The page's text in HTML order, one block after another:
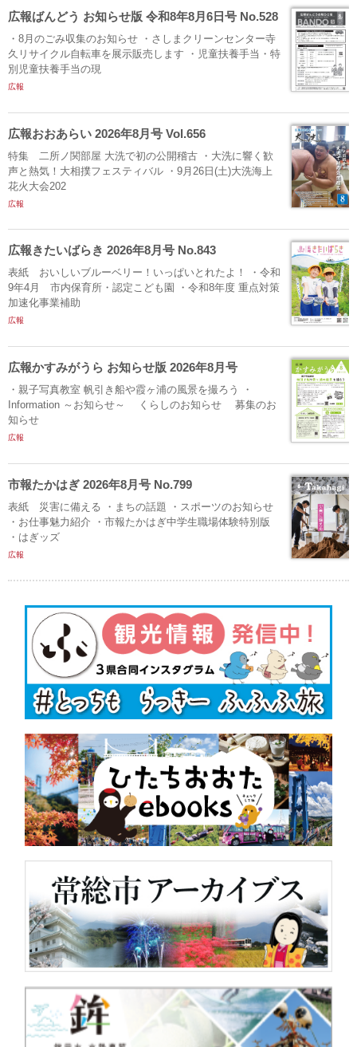
広報ばんどう お知らせ版 令和8年8月6日号 No.528
・8月のごみ収集のお知らせ ・さしまクリーンセンター寺
久リサイクル自転車を展示販売します ・児童扶養手当・特
別児童扶養手当の現
広報
広報おおあらい 2026年8月号 Vol.656
特集 二所ノ関部屋 大洗で初の公開稽古 ・大洗に響く歓
声と熱気！大相撲フェスティバル ・9月26日(土)大洗海上
花火大会202
広報
広報きたいばらき 2026年8月号 No.843
表紙 おいしいブルーベリー！いっぱいとれたよ！ ・令和
9年4月 市内保育所・認定こども園 ・令和8年度 重点対策
加速化事業補助
広報
広報かすみがうら お知らせ版 2026年8月号
・親子写真教室 帆引き船や霞ヶ浦の風景を撮ろう ・
Information ～お知らせ～ くらしのお知らせ 募集のお
知らせ
広報
市報たかはぎ 2026年8月号 No.799
表紙 災害に備える ・まちの話題 ・スポーツのお知らせ
・お仕事魅力紹介 ・市報たかはぎ中学生職場体験特別版
・はぎッズ
広報